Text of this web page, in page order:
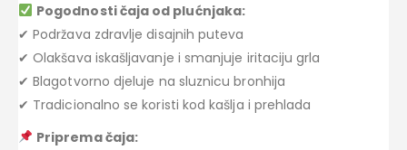
Pogodnosti čaja od plućnjaka:
✔ Podržava zdravlje disajnih puteva
✔ Olakšava iskašljavanje i smanjuje iritaciju grla
✔ Blagotvorno djeluje na sluznicu bronhija
✔ Tradicionalno se koristi kod kašlja i prehlada
Priprema čaja: